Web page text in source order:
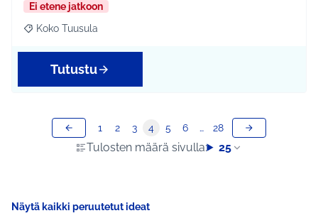
Ei etene jatkoon
Rajaa tulokset aihepiirin mukaan: Koko Tuusula
Koko Tuusula
Tutustu
Tulosten määrä sivulla: 25
1 2 3 4 5 6 … 28
Näytä kaikki peruutetut ideat